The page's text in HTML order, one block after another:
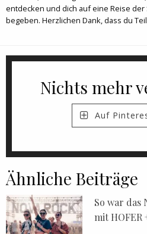
entdecken und dich auf eine Reise
begeben. Herzlichen Dank, dass du
Nichts mehr
Auf
Ähnliche Beiträge
So war das
mit HOFER